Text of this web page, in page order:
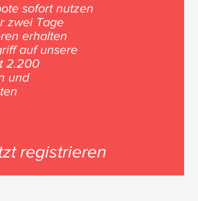
sofort nutzen
zwei Tage
erhalten
auf unsere
2.200
und
registrieren